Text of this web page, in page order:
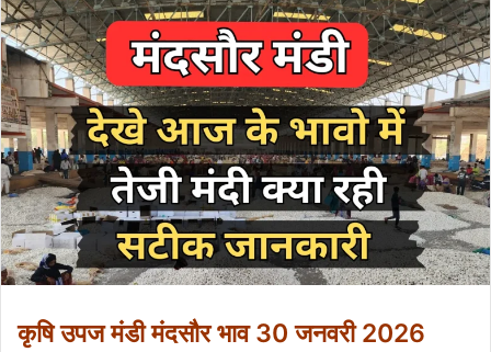
कृषि उपज मंडी मंदसौर भाव 30 जनवरी 2026